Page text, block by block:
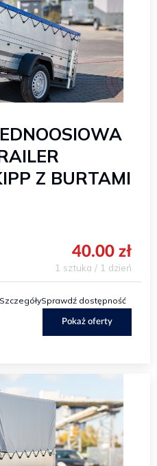
Z BURTAMI
40.00 zł
1 sztuka / 1 dzień
SzczegółySprawdź dostępność
Pokaż oferty